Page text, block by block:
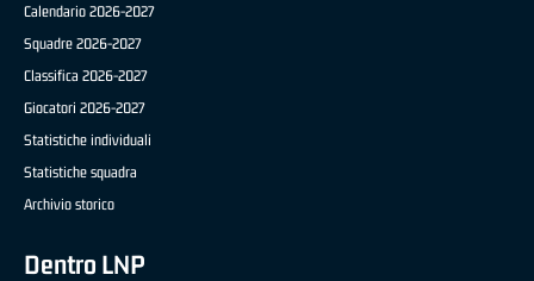
Calendario 2026-2027
Squadre 2026-2027
Classifica 2026-2027
Giocatori 2026-2027
Statistiche individuali
Statistiche squadra
Archivio storico
Dentro LNP